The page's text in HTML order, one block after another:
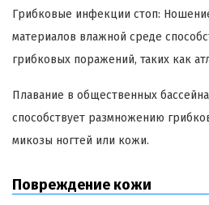
Грибковые инфекции стоп:
материалов влажной среде
грибковых поражений, таких как
Плавание в общественных
способствует размножению
микозы ногтей или кожи.
Повреждение кожи